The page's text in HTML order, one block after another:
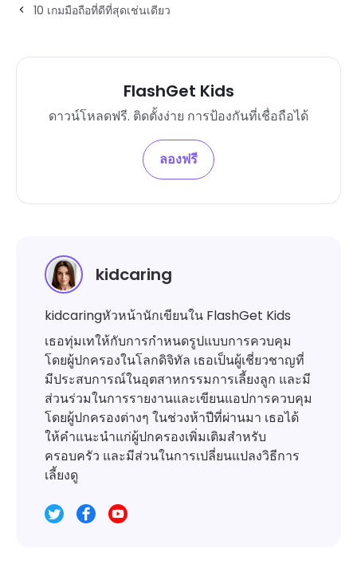
10 เกมมือถือที่ดีที่สุดเช่นเดียว
FlashGet Kids
ดาวน์โหลดฟรี. ติดตั้งง่าย การป้องกันที่เชื่อถือได้
ลองฟรี
kidcaring
kidcaringหัวหน้านักเขียนใน FlashGet Kids
เธอทุ่มเทให้กับการกำหนดรูปแบบการควบคุม
โดยผู้ปกครองในโลกดิจิทัล เธอเป็นผู้เชี่ยวชาญที่
มีประสบการณ์ในอุตสาหกรรมการเลี้ยงลูก และมี
ส่วนร่วมในการรายงานและเขียนแอปการควบคุม
โดยผู้ปกครองต่างๆ ในช่วงห้าปีที่ผ่านมา เธอได้
ให้คำแนะนำแก่ผู้ปกครองเพิ่มเติมสำหรับ
ครอบครัว และมีส่วนในการเปลี่ยนแปลงวิธีการ
เลี้ยงดู